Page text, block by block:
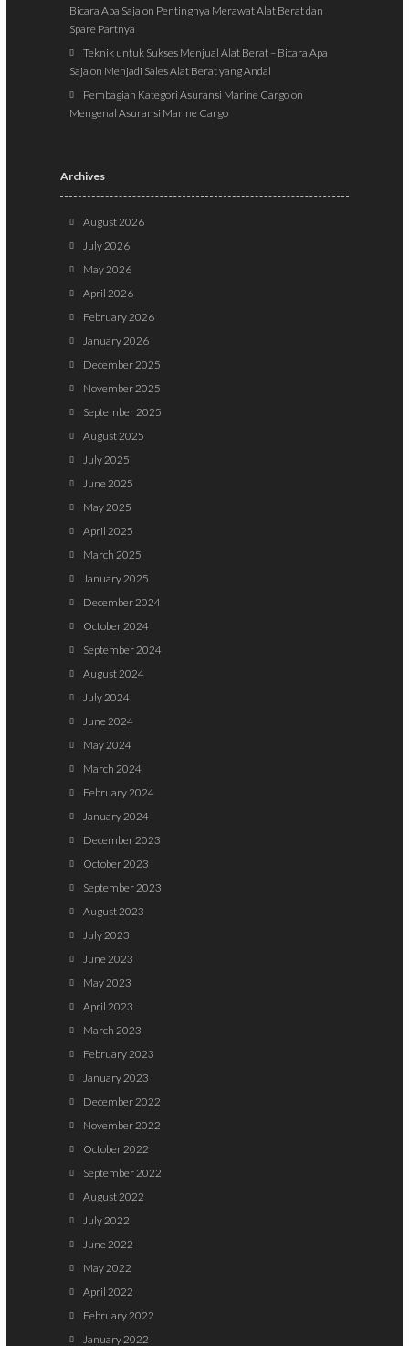
Bicara Apa Saja on Pentingnya Merawat Alat Berat dan
Spare Partnya
Teknik untuk Sukses Menjual Alat Berat – Bicara Apa
Saja on Menjadi Sales Alat Berat yang Andal
Pembagian Kategori Asuransi Marine Cargoon
Mengenal Asuransi Marine Cargo
Archives
August 2026
July 2026
May 2026
April 2026
February 2026
January 2026
December 2025
November 2025
September 2025
August 2025
July 2025
June 2025
May 2025
April 2025
March 2025
January 2025
December 2024
October 2024
September 2024
August 2024
July 2024
June 2024
May 2024
March 2024
February 2024
January 2024
December 2023
October 2023
September 2023
August 2023
July 2023
June 2023
May 2023
April 2023
March 2023
February 2023
January 2023
December 2022
November 2022
October 2022
September 2022
August 2022
July 2022
June 2022
May 2022
April 2022
February 2022
January 2022